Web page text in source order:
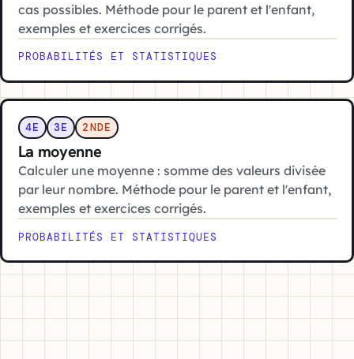
cas possibles. Méthode pour le parent et l'enfant,
exemples et exercices corrigés.
PROBABILITÉS ET STATISTIQUES
4E 3E 2NDE
La moyenne
Calculer une moyenne : somme des valeurs divisée
par leur nombre. Méthode pour le parent et l'enfant,
exemples et exercices corrigés.
PROBABILITÉS ET STATISTIQUES